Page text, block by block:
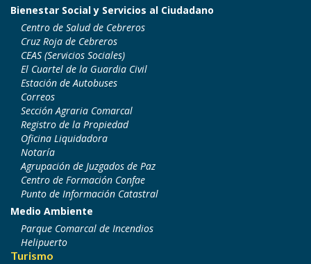
Bienestar Social y Servicios al Ciudadano
Centro de Salud de Cebreros
Cruz Roja de Cebreros
CEAS (Servicios Sociales)
El Cuartel de la Guardia Civil
Estación de Autobuses
Correos
Sección Agraria Comarcal
Registro de la Propiedad
Oficina Liquidadora
Notaría
Agrupación de Juzgados de Paz
Centro de Formación Confae
Punto de Información Catastral
Medio Ambiente
Parque Comarcal de Incendios
Helipuerto
Turismo